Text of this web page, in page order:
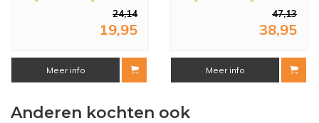
24,14
19,95
Meer info
47,13
38,95
Meer info
Anderen kochten ook